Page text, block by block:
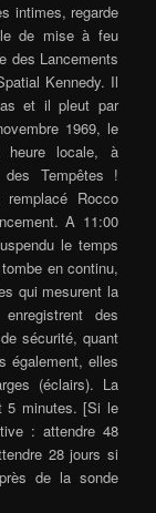
intimes, regarde
de mise à feu
des Lancements
Kennedy. Il
et il pleut par
1969, le
heure locale, à
des Tempêtes !
remplacé Rocco
A 11:00
le temps
en continu,
qui mesurent la
des
sécurité, quant
également, elles
(éclairs). La
5 minutes. [Si le
: attendre 48
28 jours si
de la sonde